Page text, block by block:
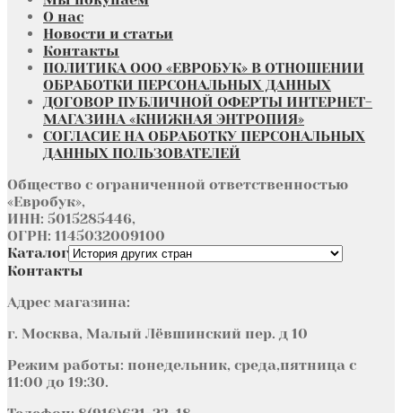
О нас
Новости и статьи
Контакты
ПОЛИТИКА ООО «ЕВРОБУК» В ОТНОШЕНИИ
ОБРАБОТКИ ПЕРСОНАЛЬНЫХ ДАННЫХ
ДОГОВОР ПУБЛИЧНОЙ ОФЕРТЫ ИНТЕРНЕТ-
МАГАЗИНА «КНИЖНАЯ ЭНТРОПИЯ»
СОГЛАСИЕ НА ОБРАБОТКУ ПЕРСОНАЛЬНЫХ
ДАННЫХ ПОЛЬЗОВАТЕЛЕЙ
Общество с ограниченной ответственностью
«Евробук»,
ИНН: 5015285446,
ОГРН: 1145032009100
Каталог
Контакты
Адрес магазина:
г. Москва, Малый Лёвшинский пер. д 10
Режим работы: понедельник, среда,пятница с
11:00 до 19:30.